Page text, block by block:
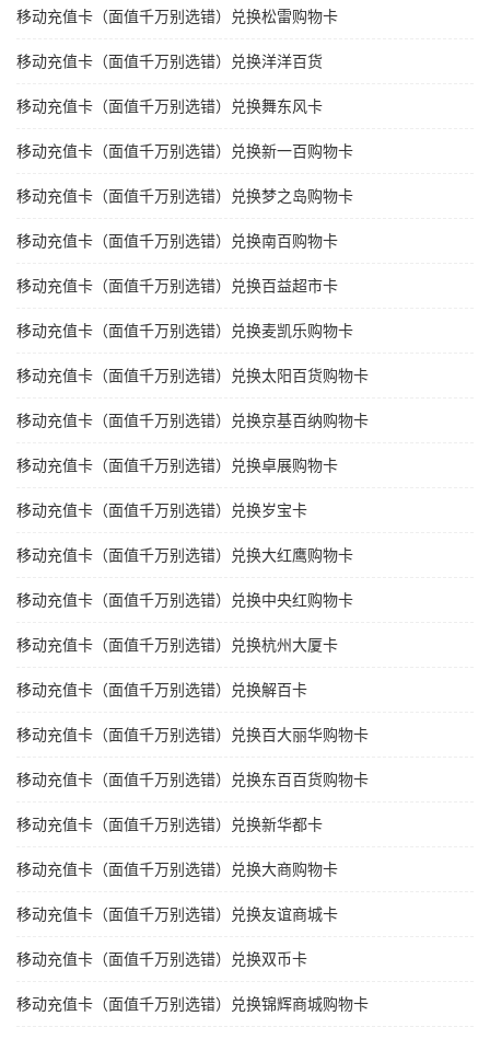
移动充值卡（面值千万别选错）兑换松雷购物卡
移动充值卡（面值千万别选错）兑换洋洋百货
移动充值卡（面值千万别选错）兑换舞东风卡
移动充值卡（面值千万别选错）兑换新一百购物卡
移动充值卡（面值千万别选错）兑换梦之岛购物卡
移动充值卡（面值千万别选错）兑换南百购物卡
移动充值卡（面值千万别选错）兑换百益超市卡
移动充值卡（面值千万别选错）兑换麦凯乐购物卡
移动充值卡（面值千万别选错）兑换太阳百货购物卡
移动充值卡（面值千万别选错）兑换京基百纳购物卡
移动充值卡（面值千万别选错）兑换卓展购物卡
移动充值卡（面值千万别选错）兑换岁宝卡
移动充值卡（面值千万别选错）兑换大红鹰购物卡
移动充值卡（面值千万别选错）兑换中央红购物卡
移动充值卡（面值千万别选错）兑换杭州大厦卡
移动充值卡（面值千万别选错）兑换解百卡
移动充值卡（面值千万别选错）兑换百大丽华购物卡
移动充值卡（面值千万别选错）兑换东百百货购物卡
移动充值卡（面值千万别选错）兑换新华都卡
移动充值卡（面值千万别选错）兑换大商购物卡
移动充值卡（面值千万别选错）兑换友谊商城卡
移动充值卡（面值千万别选错）兑换双币卡
移动充值卡（面值千万别选错）兑换锦辉商城购物卡